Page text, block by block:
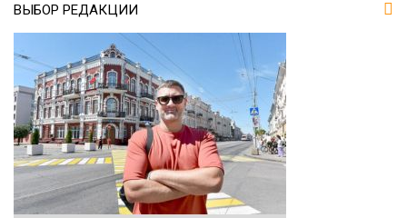
ВЫБОР РЕДАКЦИИ